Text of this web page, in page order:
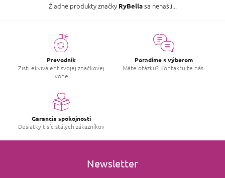
Žiadne produkty značky RyBellasa nenašli...
Prevodník
Zisti ekvivalent svojej značkovej
vône
Poradíme s výberom
Máte otázku? Kontaktujte nás.
Garancia spokojnosti
Desiatky tisíc stálych zákazníkov
Newsletter